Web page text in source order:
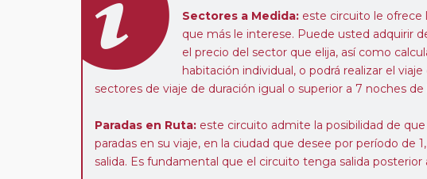
Sectores a Medida: este circuito le ofrece
que más le interese. Puede usted adquirir
el precio del sector que elija, así como
habitación individual, o podrá realizar el
sectores de viaje de duración igual o superior a 7 noches de
Paradas en Ruta: este circuito admite la posibilidad de
paradas en su viaje, en la ciudad que desee por período de
salida. Es fundamental que el circuito tenga salida